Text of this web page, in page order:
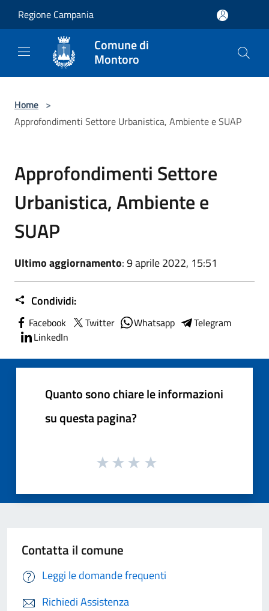
Regione Campania
Comune di
Montoro
Home >
Approfondimenti Settore Urbanistica, Ambiente e SUAP
Approfondimenti Settore
Urbanistica, Ambiente e
SUAP
Ultimo aggiornamento: 9 aprile 2022, 15:51
Condividi:
Facebook Twitter Whatsapp
Telegram
LinkedIn
Quanto sono chiare le informazioni
su questa pagina?
Contatta il comune
Leggi le domande frequenti
Richiedi Assistenza